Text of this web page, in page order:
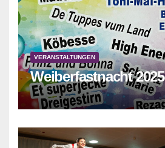
VERANSTALTUNGEN
Weiberfastnacht 2025